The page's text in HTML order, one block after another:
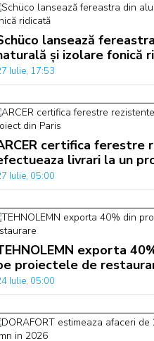
lansează
și izolare fonică
Iulie, 17:53
certifica ferestre
livrari la un
Iulie, 05:00
exporta
proiectele de
Iulie, 05:00